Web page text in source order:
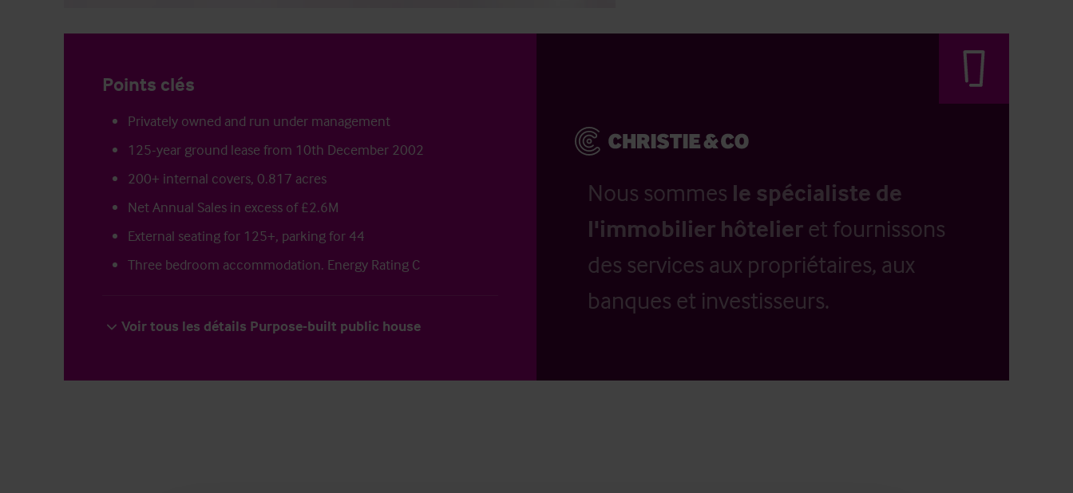
Points clés
Privately owned and run under management
125-year ground lease from 10th December 2002
200+ internal covers, 0.817 acres
Net Annual Sales in excess of £2.6M
External seating for 125+, parking for 44
Three bedroom accommodation. Energy Rating C
Voir tous les détails Purpose-built public house
Nous sommes le spécialiste de
l'immobilier hôtelier et fournissons
des services aux propriétaires, aux
banques et investisseurs.